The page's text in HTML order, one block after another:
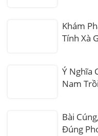
Khám
Tính Xà
Ý Nghĩa
Nam
Bài
Đúng